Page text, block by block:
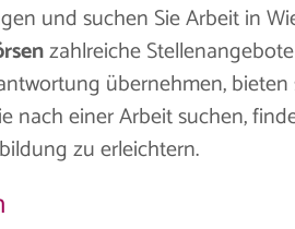
und suchen Sie Arbeit in
zahlreiche
übernehmen,
nach einer Arbeit suchen,
zu erleichtern.